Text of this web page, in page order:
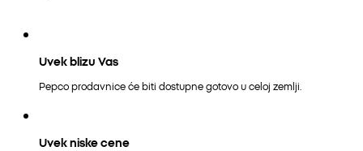
Uvek blizu Vas
Pepco prodavnice će biti dostupne gotovo u celoj zemlji.
Uvek niske cene